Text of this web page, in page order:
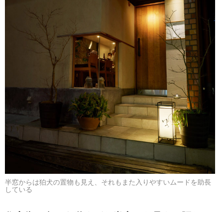
半窓からは狛犬の置物も見え、それもまた入りやすいムードを助長
している